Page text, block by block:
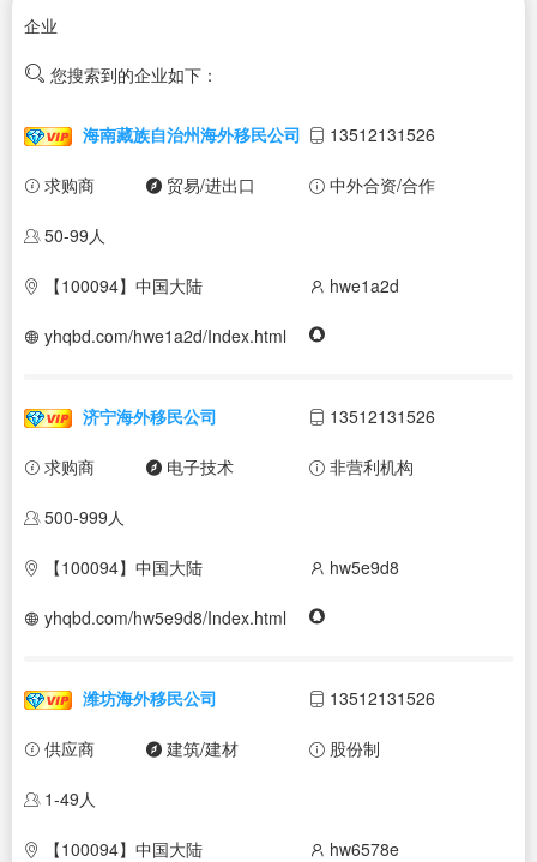
企业
您搜索到的企业如下：
海南藏族自治州海外移民公司 13512131526
求购商 贸易/进出口 中外合资/合作
50-99人
【100094】中国大陆 hwe1a2d
yhqbd.com/hwe1a2d/Index.html
济宁海外移民公司 13512131526
求购商 电子技术 非营利机构
500-999人
【100094】中国大陆 hw5e9d8
yhqbd.com/hw5e9d8/Index.html
潍坊海外移民公司 13512131526
供应商 建筑/建材 股份制
1-49人
【100094】中国大陆 hw6578e